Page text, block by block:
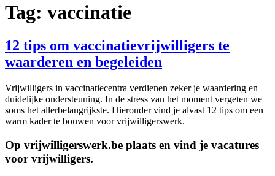
Tag: vaccinatie
12 tips om vaccinatievrijwilligers te
waarderen en begeleiden
Vrijwilligers in vaccinatiecentra verdienen zeker je waardering en
duidelijke ondersteuning. In de stress van het moment vergeten we
soms het allerbelangrijkste. Hieronder vind je alvast 12 tips om een
warm kader te bouwen voor vrijwilligerswerk.
Op vrijwilligerswerk.be plaats en vind je vacatures
voor vrijwilligers.